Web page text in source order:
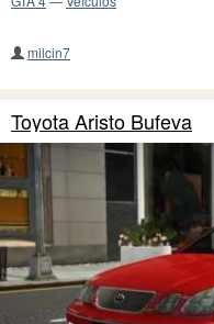
milcin7
Toyota Aristo Bufeva